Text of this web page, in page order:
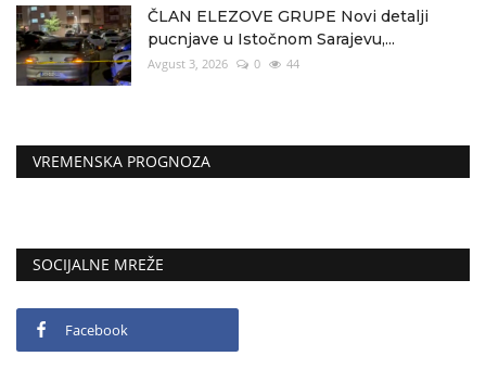
ČLAN ELEZOVE GRUPE Novi detalji
pucnjave u Istočnom Sarajevu,...
Avgust 3, 2026 0 44
VREMENSKA PROGNOZA
SOCIJALNE MREŽE
Facebook